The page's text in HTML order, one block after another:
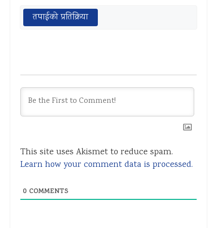
तपाईको प्रतिक्रिया
This site uses Akismet to reduce spam.
Learn how your comment data is processed.
0 COMMENTS